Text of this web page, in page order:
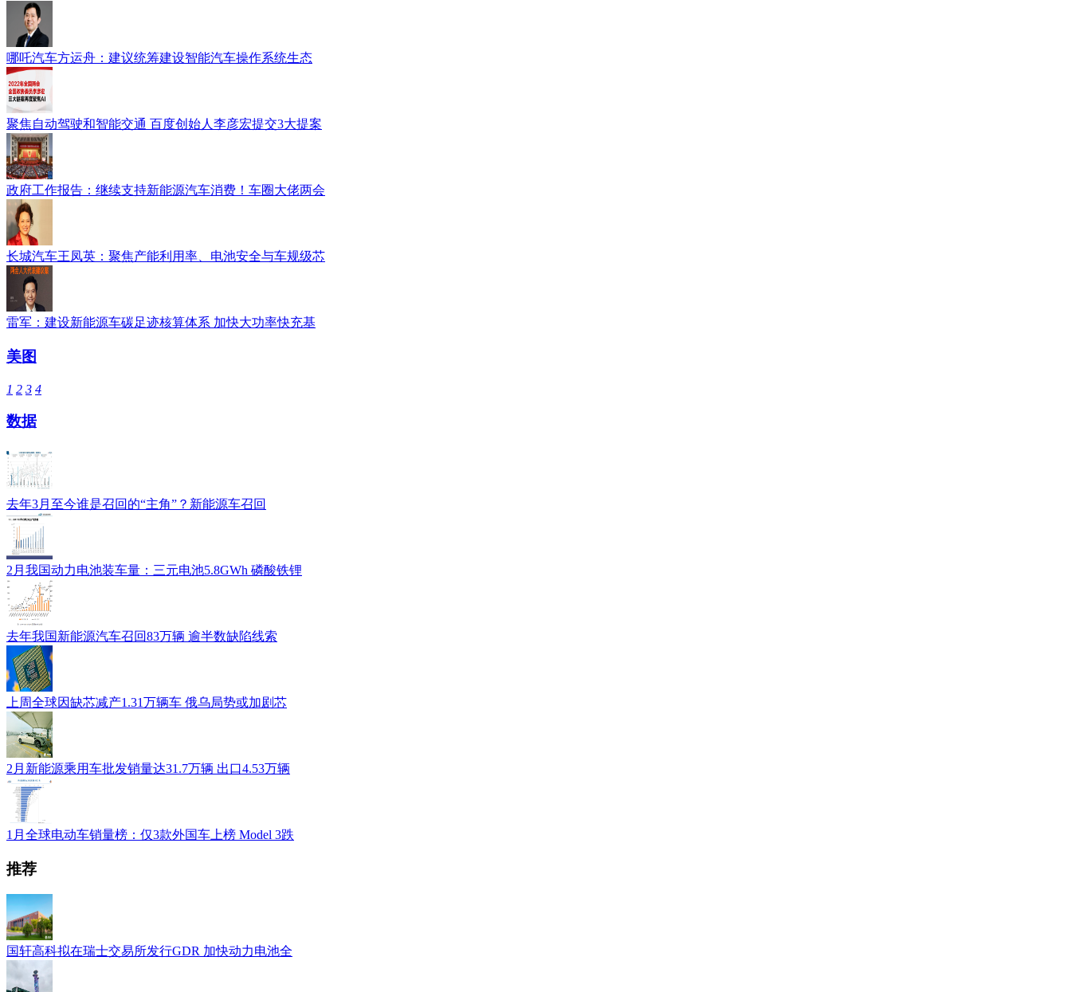
哪吒汽车方运舟：建议统筹建设智能汽车操作系统生态
聚焦自动驾驶和智能交通 百度创始人李彦宏提交3大提案
政府工作报告：继续支持新能源汽车消费！车圈大佬两会
长城汽车王凤英：聚焦产能利用率、电池安全与车规级芯
雷军：建设新能源车碳足迹核算体系 加快大功率快充基
美图
1 2 3 4
数据
去年3月至今谁是召回的“主角”？新能源车召回
2月我国动力电池装车量：三元电池5.8GWh 磷酸铁锂
去年我国新能源汽车召回83万辆 逾半数缺陷线索
上周全球因缺芯减产1.31万辆车 俄乌局势或加剧芯
2月新能源乘用车批发销量达31.7万辆 出口4.53万辆
1月全球电动车销量榜：仅3款外国车上榜 Model 3跌
推荐
国轩高科拟在瑞士交易所发行GDR 加快动力电池全